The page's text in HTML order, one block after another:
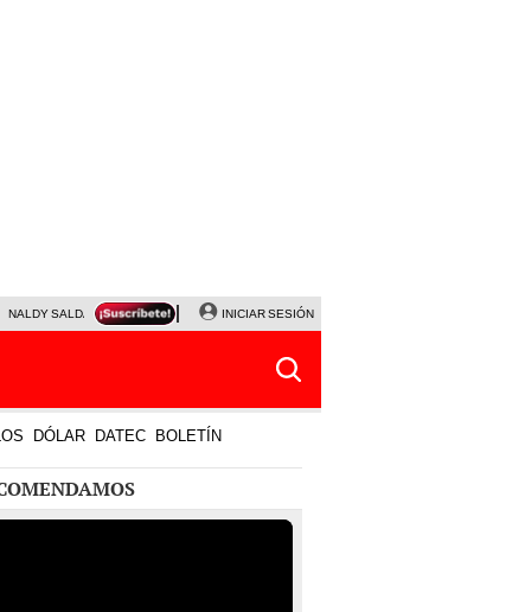
NALDY SALDAÑA JAVIER MILEI PARTIDOS DE HOY
INICIAR SESIÓN
DÓLAR DATEC BOLETÍN